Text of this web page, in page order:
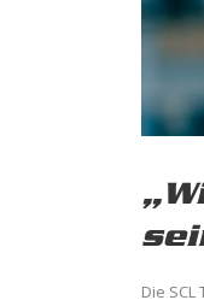
Die